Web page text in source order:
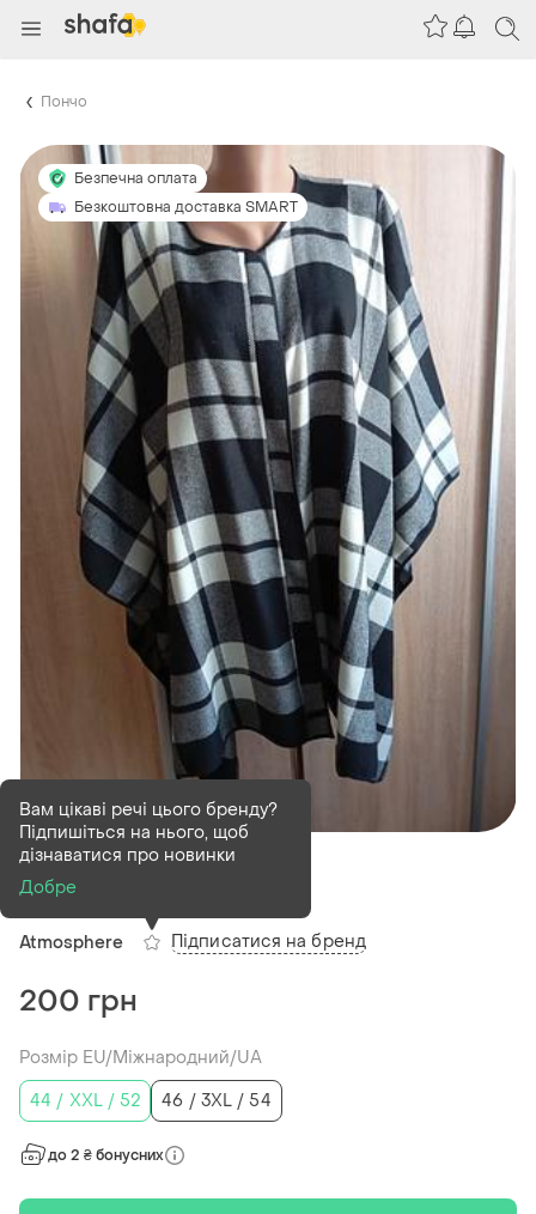
Пончо
Безпечна оплата
Безкоштовна доставка SMART
В наявності1 шт
Пончо на молнии
Atmosphere
Вам цікаві речі цього бренду?
Підпишіться на нього, щоб
дізнаватися про новинки
Добре
Підписатися на бренд
200 грн
Розмір EU/Міжнародний/UA
44 / XXL / 52
46 / 3XL / 54
до 2 ₴ бонусних